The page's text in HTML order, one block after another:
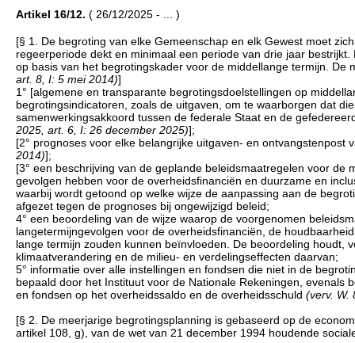
Artikel 16/12. ( 26/12/2025 - ... )
[§ 1. De begroting van elke Gemeenschap en elk Gewest moet
regeerperiode dekt en minimaal een periode van drie jaar
op basis van het begrotingskader voor de middellange termijn.
art. 8, I: 5 mei 2014)]
1° [algemene en transparante begrotingsdoelstellingen op
begrotingsindicatoren, zoals de uitgaven, om te waarborgen dat
samenwerkingsakkoord tussen de federale Staat en de
2025, art. 6, I: 26 december 2025)];
[2° prognoses voor elke belangrijke uitgaven- en ontvangstenpost
2014)];
[3° een beschrijving van de geplande beleidsmaatregelen voor
gevolgen hebben voor de overheidsfinanciën en duurzame en
waarbij wordt getoond op welke wijze de aanpassing aan de
afgezet tegen de prognoses bij ongewijzigd beleid;
4° een beoordeling van de wijze waarop de voorgenomen
langetermijngevolgen voor de overheidsfinanciën, de
lange termijn zouden kunnen beïnvloeden. De beoordeling houdt,
klimaatverandering en de milieu- en verdelingseffecten daarvan;
5° informatie over alle instellingen en fondsen die niet in de
bepaald door het Instituut voor de Nationale Rekeningen,
en fondsen op het overheidssaldo en de overheidsschuld (verv. W.
[§ 2. De meerjarige begrotingsplanning is gebaseerd op de
artikel 108, g), van de wet van 21 december 1994 houdende